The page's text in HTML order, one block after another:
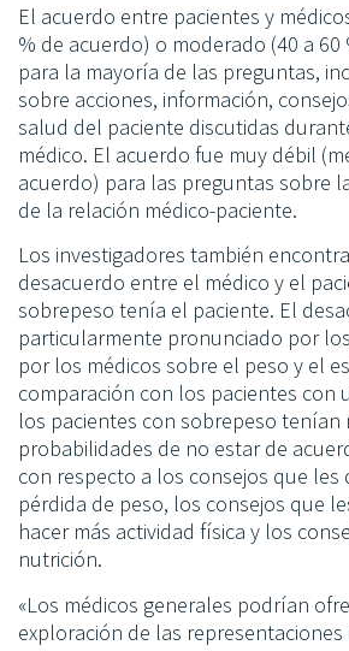
El acuerdo entre pacientes y
% de acuerdo) o moderado (40 a 60
para la mayoría de las preguntas,
sobre acciones, información,
salud del paciente discutidas
médico. El acuerdo fue muy débil
acuerdo) para las preguntas sobre
de la relación médico-paciente.
Los investigadores también
desacuerdo entre el médico y el
sobrepeso tenía el paciente. El
particularmente pronunciado por
por los médicos sobre el peso y el
comparación con los pacientes con
los pacientes con sobrepeso tenían
probabilidades de no estar de
con respecto a los consejos que les
pérdida de peso, los consejos que
hacer más actividad física y los
nutrición.
«Los médicos generales podrían
exploración de las